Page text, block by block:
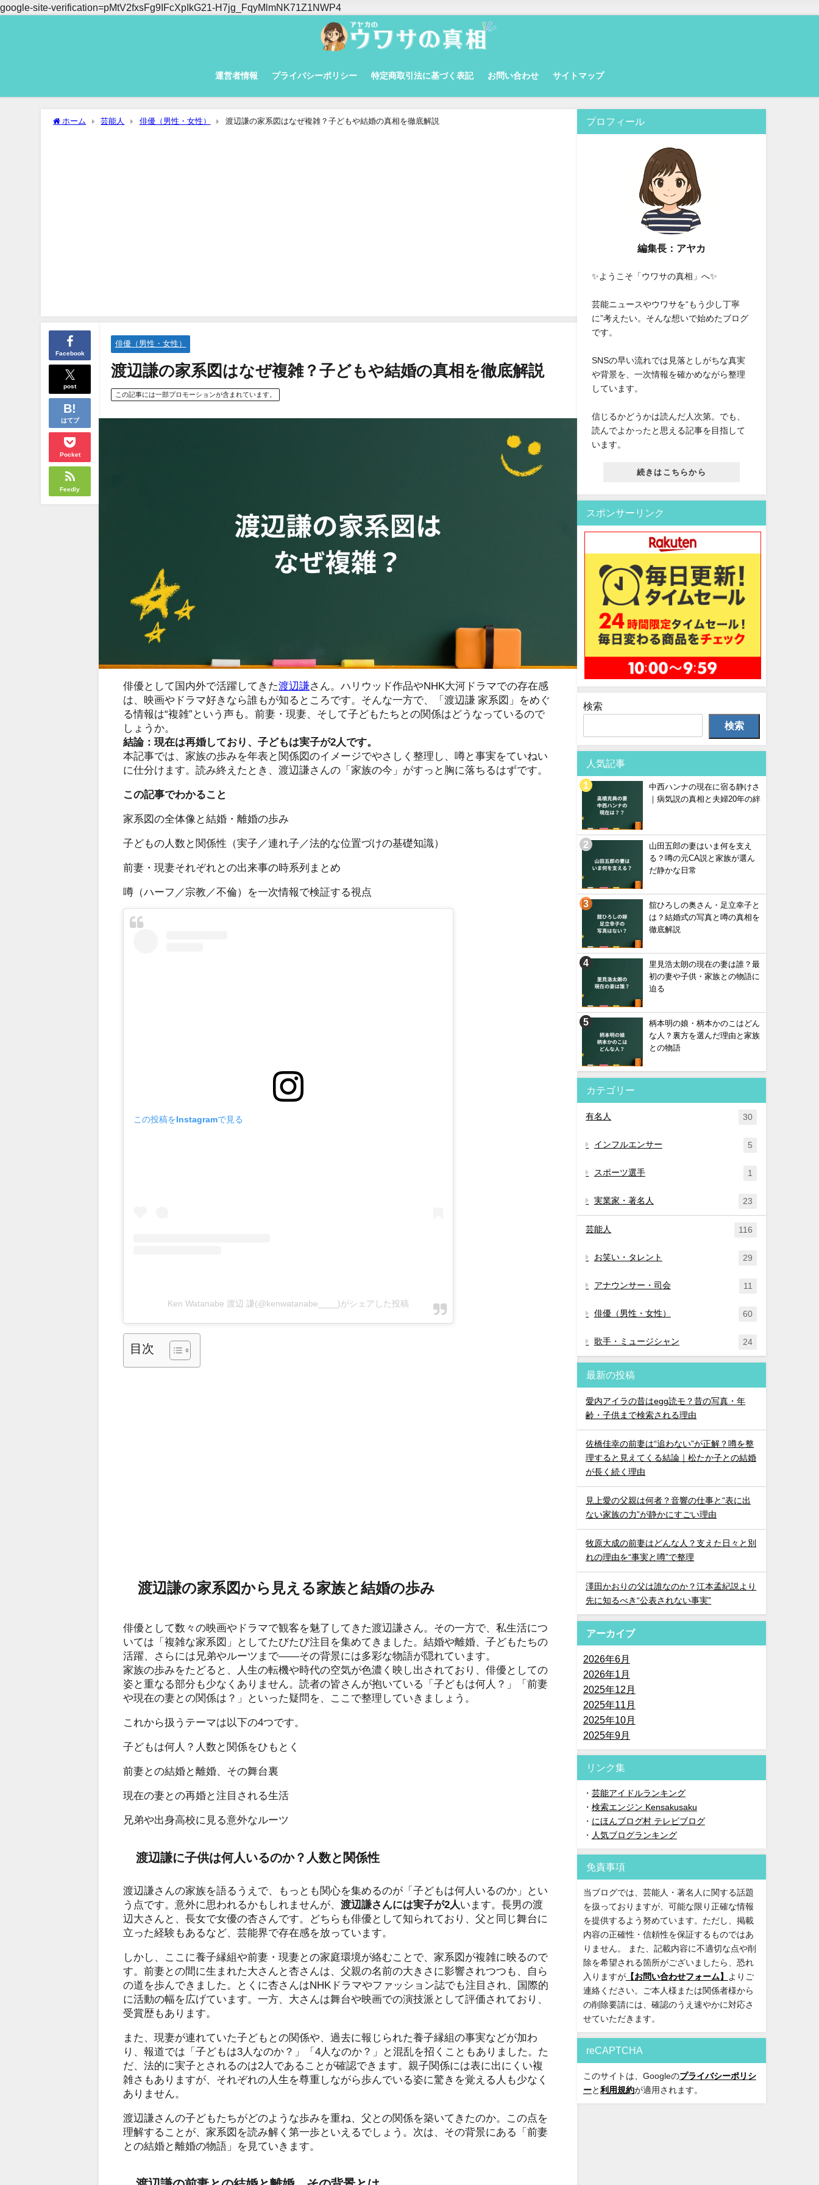
google-site-verification=pMtV2fxsFg9IFcXpIkG21-H7jg_FqyMlmNK71Z1NWP4
運営者情報 プライバシーポリシー 特定商取引法に基づく表記 お問い合わせ サイトマップ
ホーム 芸能人 俳優（男性・女性） 渡辺謙の家系図はなぜ複雑？子どもや結婚の真相を徹底解説
Facebook
post
はてブ
Pocket
Feedly
俳優（男性・女性）
渡辺謙の家系図はなぜ複雑？子どもや結婚の真相を徹底解説
この記事には一部プロモーションが含まれています。
俳優として国内外で活躍してきた渡辺謙さん。ハリウッド作品やNHK大河ドラマでの存在感
は、映画やドラマ好きなら誰もが知るところです。そんな一方で、「渡辺謙 家系図」をめぐ
る情報は“複雑”という声も。前妻・現妻、そして子どもたちとの関係はどうなっているので
しょうか。
結論：現在は再婚しており、子どもは実子が2人です。
本記事では、家族の歩みを年表と関係図のイメージでやさしく整理し、噂と事実をていねい
に仕分けます。読み終えたとき、渡辺謙さんの「家族の今」がすっと胸に落ちるはずです。
この記事でわかること
家系図の全体像と結婚・離婚の歩み
子どもの人数と関係性（実子／連れ子／法的な位置づけの基礎知識）
前妻・現妻それぞれとの出来事の時系列まとめ
噂（ハーフ／宗教／不倫）を一次情報で検証する視点
この投稿をInstagramで見る
Ken Watanabe 渡辺 謙(@kenwatanabe____)がシェアした投稿
目次
渡辺謙の家系図から見える家族と結婚の歩み
俳優として数々の映画やドラマで観客を魅了してきた渡辺謙さん。その一方で、私生活につ
いては「複雑な家系図」としてたびたび注目を集めてきました。結婚や離婚、子どもたちの
活躍、さらには兄弟やルーツまで――その背景には多彩な物語が隠れています。
家族の歩みをたどると、人生の転機や時代の空気が色濃く映し出されており、俳優としての
姿と重なる部分も少なくありません。読者の皆さんが抱いている「子どもは何人？」「前妻
や現在の妻との関係は？」といった疑問を、ここで整理していきましょう。
これから扱うテーマは以下の4つです。
子どもは何人？人数と関係をひもとく
前妻との結婚と離婚、その舞台裏
現在の妻との再婚と注目される生活
兄弟や出身高校に見る意外なルーツ
渡辺謙に子供は何人いるのか？人数と関係性
渡辺謙さんの家族を語るうえで、もっとも関心を集めるのが「子どもは何人いるのか」とい
う点です。意外に思われるかもしれませんが、渡辺謙さんには実子が2人 います。長男の渡
辺大さんと、長女で女優の杏さんです。どちらも俳優として知られており、父と同じ舞台に
立った経験もあるなど、芸能界で存在感を放っています。
しかし、ここに養子縁組や前妻・現妻との家庭環境が絡むことで、家系図が複雑に映るので
す。前妻との間に生まれた大さんと杏さんは、父親の名前の大きさに影響されつつも、自ら
の道を歩んできました。とくに杏さんはNHKドラマやファッション誌でも注目され、国際的
に活動の幅を広げています。一方、大さんは舞台や映画での演技派として評価されており、
受賞歴もあります。
また、現妻が連れていた子どもとの関係や、過去に報じられた養子縁組の事実などが加わ
り、報道では「子どもは3人なのか？」「4人なのか？」と混乱を招くこともありました。た
だ、法的に実子とされるのは2人であることが確認できます。親子関係には表に出にくい複
雑さもありますが、それぞれの人生を尊重しながら歩んでいる姿に驚きを覚える人も少なく
ありません。
渡辺謙さんの子どもたちがどのような歩みを重ね、父との関係を築いてきたのか。この点を
理解することが、家系図を読み解く第一歩といえるでしょう。次は、その背景にある「前妻
との結婚と離婚の物語」を見ていきます。
プロフィール
編集長：アヤカ
✨ようこそ「ウワサの真相」へ✨
芸能ニュースやウワサを“もう少し丁寧
に”考えたい。そんな想いで始めたブログ
です。
SNSの早い流れでは見落としがちな真実
や背景を、一次情報を確かめながら整理
しています。
信じるかどうかは読んだ人次第。でも、
読んでよかったと思える記事を目指して
います。
続きはこちらから
スポンサーリンク
検索
検索
人気記事
中西ハンナの現在に宿る静けさ
｜病気説の真相と夫婦20年の絆
山田五郎の妻はいま何を支え
る？噂の元CA説と家族が選ん
だ静かな日常
舘ひろしの奥さん・足立幸子と
は？結婚式の写真と噂の真相を
徹底解説
里見浩太朗の現在の妻は誰？最
初の妻や子供・家族との物語に
迫る
柄本明の娘・柄本かのこはどん
な人？裏方を選んだ理由と家族
との物語
カテゴリー
有名人 30
インフルエンサー 5
スポーツ選手 1
実業家・著名人 23
芸能人 116
お笑い・タレント 29
アナウンサー・司会 11
俳優（男性・女性） 60
歌手・ミュージシャン 24
最新の投稿
愛内アイラの昔はegg読モ？昔の写真・年
齢・子供まで検索される理由
佐橋佳幸の前妻は“追わない”が正解？噂を整
理すると見えてくる結論｜松たか子との結婚
が長く続く理由
見上愛の父親は何者？音響の仕事と“表に出
ない家族の力”が静かにすごい理由
牧原大成の前妻はどんな人？支えた日々と別
れの理由を“事実と噂”で整理
澤田かおりの父は誰なのか？江本孟紀説より
先に知るべき“公表されない事実”
アーカイブ
2026年6月
2026年1月
2025年12月
2025年11月
2025年10月
2025年9月
リンク集
・ 芸能アイドルランキング
・ 検索エンジン Kensakusaku
・ にほんブログ村 テレビブログ
・ 人気ブログランキング
免責事項
当ブログでは、芸能人・著名人に関する話題
を扱っておりますが、可能な限り正確な情報
を提供するよう努めています。ただし、掲載
内容の正確性・信頼性を保証するものではあ
りません。 また、記載内容に不適切な点や削
除を希望される箇所がございましたら、恐れ
入りますが【お問い合わせフォーム】
よりご
連絡ください。ご本人様または関係者様から
の削除要請には、確認のうえ速やかに対応さ
せていただきます。
reCAPTCHA
このサイトは、Googleのプライバシーポリシ
ーと 利用規約が適用されます。